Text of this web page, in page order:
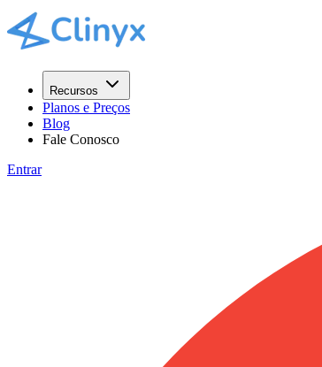
Recursos
Planos e Preços
Blog
Fale Conosco
Entrar